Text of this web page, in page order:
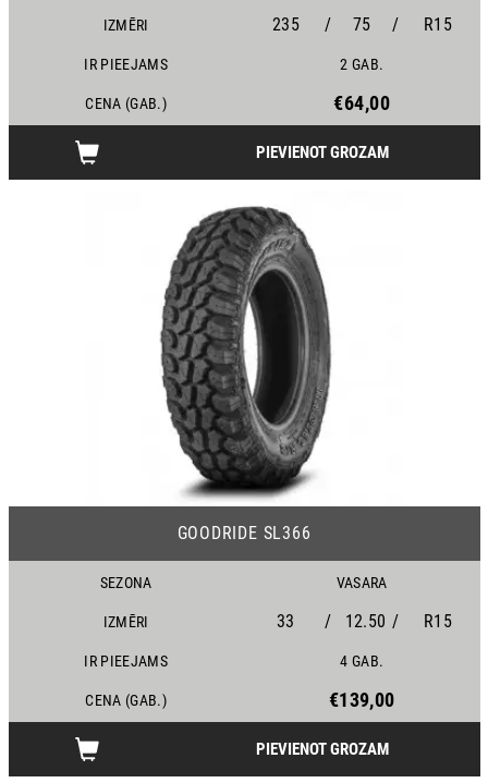
IZMĒRI 235 / 75 / R15
IR PIEEJAMS 2 GAB.
CENA (GAB.) €64,00
PIEVIENOT GROZAM
GOODRIDE SL366
SEZONA VASARA
IZMĒRI 33 / 12.50 / R15
IR PIEEJAMS 4 GAB.
CENA (GAB.) €139,00
PIEVIENOT GROZAM